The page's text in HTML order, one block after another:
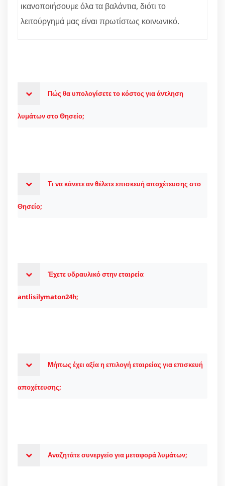
ικανοποιήσουμε όλα τα βαλάντια, διότι το
λειτούργημά μας είναι πρωτίστως κοινωνικό.
Πώς θα υπολογίσετε το κόστος για άντληση
λυμάτων στο Θησείο;
Τι να κάνετε αν θέλετε επισκευή αποχέτευσης στο
Θησείο;
Έχετε υδραυλικό στην εταιρεία
antlisilymaton24h;
Μήπως έχει αξία η επιλογή εταιρείας για επισκευή
αποχέτευσης;
Αναζητάτε συνεργείο για μεταφορά λυμάτων;